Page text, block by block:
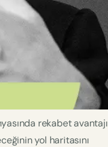
rekabet avantajı
yol haritasını